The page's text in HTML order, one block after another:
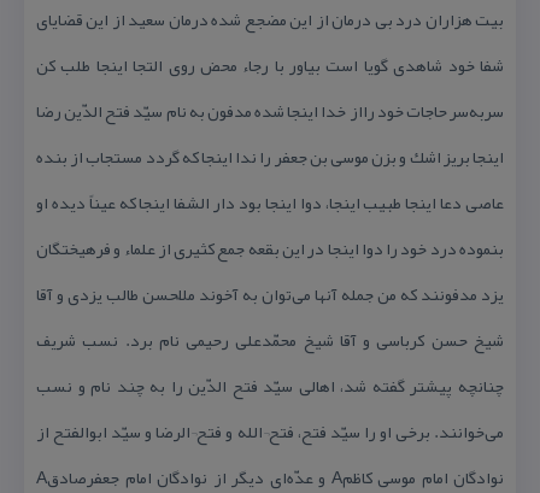
بیت هزاران درد بی درمان از این مضجع شده درمان سعید از این قضایای
شفا خود شاهدی گویا است بیاور با رجاء محض روی التجا اینجا طلب كن
سربه‌سر حاجات خود رااز خدا اینجا شده مدفون به نام سیّد فتح الدّین رضا
اینجا بریز اشك و بزن موسی بن جعفر را ندا اینجا كه گردد مستجاب از بنده
عاصی دعا اینجا طبیب اینجا، دوا اینجا بود دار الشفا اینجا كه عیناً دیده او
بنموده درد خود را دوا اینجا در این بقعه جمع كثیری از علماء و فرهیختگان
یزد مدفونند كه من جمله آنها می‌توان به آخوند ملّاحسن طالب یزدی و آقا
شیخ حسن كرباسی و آقا شیخ محمّدعلی رحیمی نام برد. نسب شریف
چنانچه پیشتر گفته شد، اهالی سیّد فتح الدّین را به چند نام و نسب
می‌خوانند. برخی او را سیّد فتح، فتح¬الله و فتح¬الرضا و سیّد ابوالفتح از
نوادگان امام موسی كاظمA و عدّه‌ای دیگر از نوادگان امام جعفرصادقA